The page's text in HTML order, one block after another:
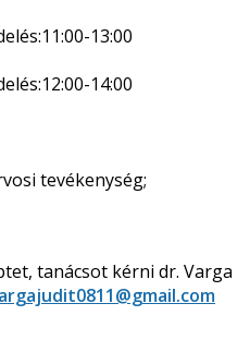
13:00
14:00
tevékenység;
tanácsot kérni dr. Varga